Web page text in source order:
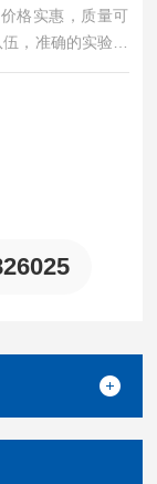
格实惠，质量可
，准确的实验结
剂盒产品都可提